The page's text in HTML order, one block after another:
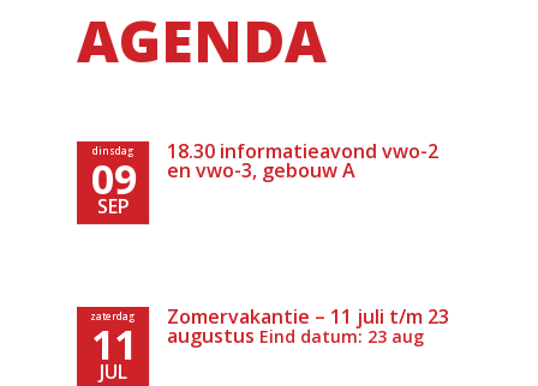
AGENDA
dinsdag
09
SEP
18.30 informatieavond vwo-2
en vwo-3, gebouw A
zaterdag
11
JUL
Zomervakantie – 11 juli t/m 23
augustus Eind datum: 23 aug